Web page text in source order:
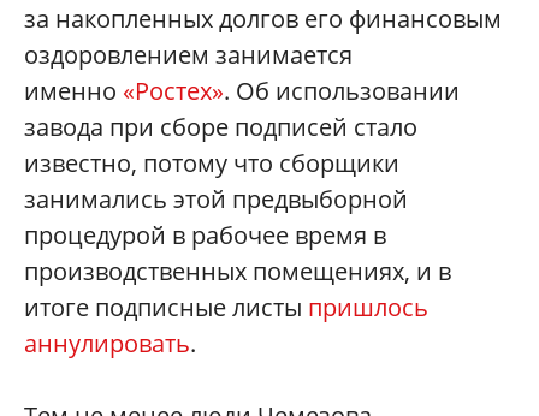
за накопленных долгов его финансовым
оздоровлением занимается
именно «Ростех». Об использовании
завода при сборе подписей стало
известно, потому что сборщики
занимались этой предвыборной
процедурой в рабочее время в
производственных помещениях, и в
итоге подписные листы пришлось
аннулировать.